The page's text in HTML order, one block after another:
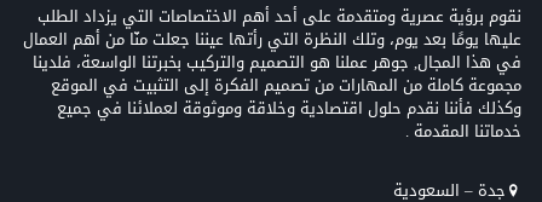
نقوم برؤية عصرية ومتقدمة على أحد أهم الاختصاصات التي يزداد الطلب
عليها يومًا بعد يوم، وتلك النظرة التي رأتها عيننا جعلت منّا من أهم العمال
في هذا المجال, جوهر عملنا هو التصميم والتركيب بخبرتنا الواسعة، فلدينا
مجموعة كاملة من المهارات من تصميم الفكرة إلى التثبيت في الموقع
وكذلك فأننا نقدم حلول اقتصادية وخلاقة وموثوقة لعملائنا في جميع
خدماتنا المقدمة .
جدة – السعودية